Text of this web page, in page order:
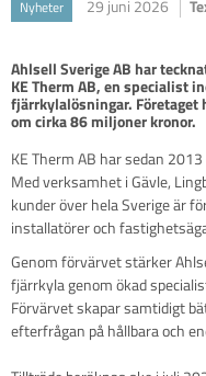
Nyheter 29 juni 2026
Ahlsell Sverige AB har
KE Therm AB, en specialist
fjärrkylalösningar. Företaget
om cirka 86 miljoner kronor.
KE Therm AB har sedan
Med verksamhet i Gävle,
kunder över hela Sverige är
installatörer och
Genom förvärvet stärker
fjärrkyla genom ökad
Förvärvet skapar samtidigt
efterfrågan på hållbara och